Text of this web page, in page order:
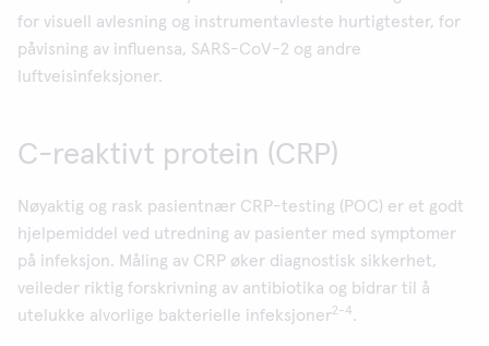
for visuell avlesning og instrumentavleste hurtigtester, for
påvisning av influensa, SARS-CoV-2 og andre
luftveisinfeksjoner.
C-reaktivt protein (CRP)
Nøyaktig og rask pasientnær CRP-testing (POC) er et godt
hjelpemiddel ved utredning av pasienter med symptomer
på infeksjon. Måling av CRP øker diagnostisk sikkerhet,
veileder riktig forskrivning av antibiotika og bidrar til å
utelukke alvorlige bakterielle infeksjoner2-4.